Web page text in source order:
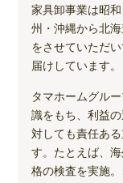
家具卸事業は昭
州・沖縄から北
をさせていただ
届けしています。
タマホームグル
識をもち、利益
対しても責任あ
す。たとえば、
格の検査を実施